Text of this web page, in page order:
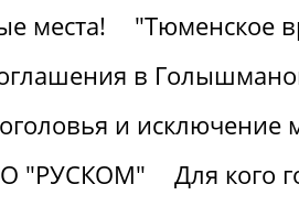
места!
"Тюменское
в
и исключение
"РУСКОМ"
Для кого